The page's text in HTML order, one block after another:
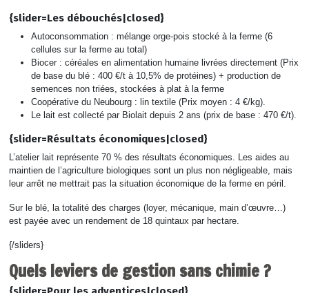
{slider=Les débouchés|closed}
Autoconsommation : mélange orge-pois stocké à la ferme (6
cellules sur la ferme au total)
Biocer : céréales en alimentation humaine livrées directement (Prix
de base du blé : 400 €/t à 10,5% de protéines) + production de
semences non triées, stockées à plat à la ferme
Coopérative du Neubourg : lin textile (Prix moyen : 4 €/kg).
Le lait est collecté par Biolait depuis 2 ans (prix de base : 470 €/t).
{slider=Résultats économiques|closed}
L’atelier lait représente 70 % des résultats économiques. Les aides au
maintien de l’agriculture biologiques sont un plus non négligeable, mais
leur arrêt ne mettrait pas la situation économique de la ferme en péril.
Sur le blé, la totalité des charges (loyer, mécanique, main d’œuvre…)
est payée avec un rendement de 18 quintaux par hectare.
{/sliders}
Quels leviers de gestion sans chimie ?